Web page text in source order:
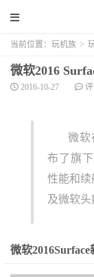
当前位置： 玩机族 >
微软2016
2016-10-27
微软
布了旗下
性能和续
及微软头
微软